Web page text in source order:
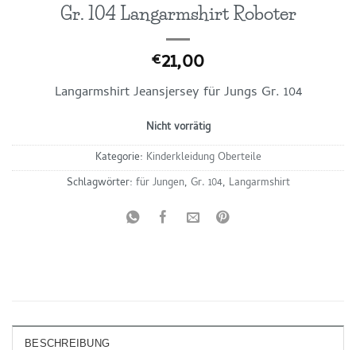
Gr. 104 Langarmshirt Roboter
€21,00
Langarmshirt Jeansjersey für Jungs Gr. 104
Nicht vorrätig
Kategorie: Kinderkleidung Oberteile
Schlagwörter: für Jungen, Gr. 104, Langarmshirt
BESCHREIBUNG